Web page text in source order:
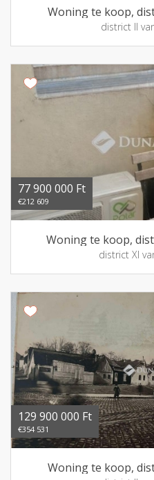
Woning te koop,
district II
77 900 000 Ft
€212 609
Woning te koop,
district XI
129 900 000 Ft
€354 531
Woning te koop,